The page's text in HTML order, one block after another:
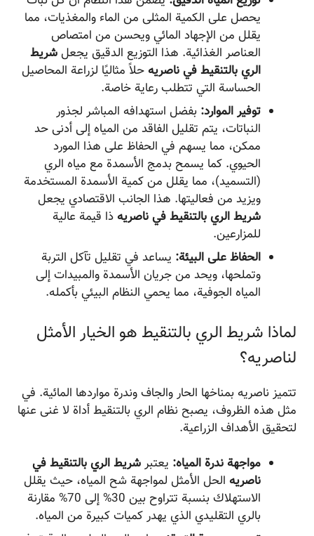
يحصل على الكمية المثلى من الماء والمغذيات، مما
يقلل من الإجهاد المائي ويحسن من امتصاص
العناصر الغذائية. هذا التوزيع الدقيق يجعلشريط
الري بالتنقيط في ناصریهحلاً مثاليًا لزراعة المحاصيل
الحساسة التي تتطلب رعاية خاصة.
توفير الموارد: بفضل استهدافه المباشر لجذور
النباتات، يتم تقليل الفاقد من المياه إلى أدنى حد
ممكن، مما يسهم في الحفاظ على هذا المورد
الحيوي. كما يسمح بدمج الأسمدة مع مياه الري
(التسميد)، مما يقلل من كمية الأسمدة المستخدمة
ويزيد من فعاليتها. هذا الجانب الاقتصادي يجعل
شريط الري بالتنقيط في ناصریهذا قيمة عالية
للمزارعين.
الحفاظ على البيئة: يساعد في تقليل تآكل التربة
وتملحها، ويحد من جريان الأسمدة والمبيدات إلى
المياه الجوفية، مما يحمي النظام البيئي بأكمله.
لماذا شريط الري بالتنقيط هو الخيار الأمثل
لناصریه؟
تتميز ناصریه بمناخها الحار والجاف وندرة مواردها المائية. في
مثل هذه الظروف، يصبح نظام الري بالتنقيط أداة لا غنى عنها
لتحقيق الأهداف الزراعية.
مواجهة ندرة المياه: يعتبرشريط الري بالتنقيط في
ناصریه الحل الأمثل لمواجهة شح المياه، حيث يقلل
الاستهلاك بنسبة تتراوح بين 30% إلى 70% مقارنة
بالري التقليدي الذي يهدر كميات كبيرة من المياه.